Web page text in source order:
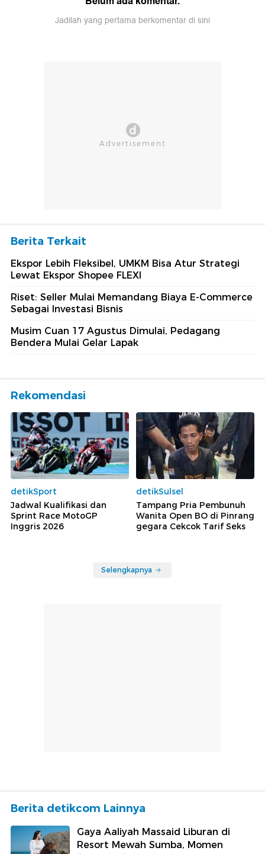
Jadilah yang pertama berkomentar di sini
Berita Terkait
Ekspor Lebih Fleksibel, UMKM Bisa Atur Strategi
Lewat Ekspor Shopee FLEXI
Riset: Seller Mulai Memandang Biaya E-Commerce
Sebagai Investasi Bisnis
Musim Cuan 17 Agustus Dimulai, Pedagang
Bendera Mulai Gelar Lapak
Rekomendasi
detikSport
Jadwal Kualifikasi dan
Sprint Race MotoGP
Inggris 2026
detikSulsel
Tampang Pria Pembunuh
Wanita Open BO di Pinrang
gegara Cekcok Tarif Seks
Selengkapnya
Berita detikcom Lainnya
Gaya Aaliyah Massaid Liburan di
Resort Mewah Sumba, Momen